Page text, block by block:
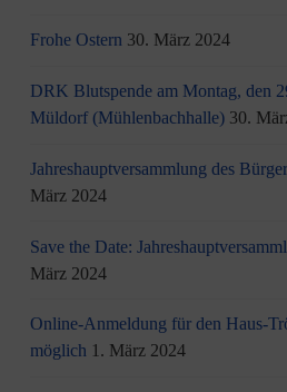
Frohe Ostern 30. März 2024
DRK Blutspende am Montag, den
Müldorf (Mühlenbachhalle) 30.
Jahreshauptversammlung des
März 2024
Save the Date:
März 2024
Online-Anmeldung für den Haus-
möglich 1. März 2024